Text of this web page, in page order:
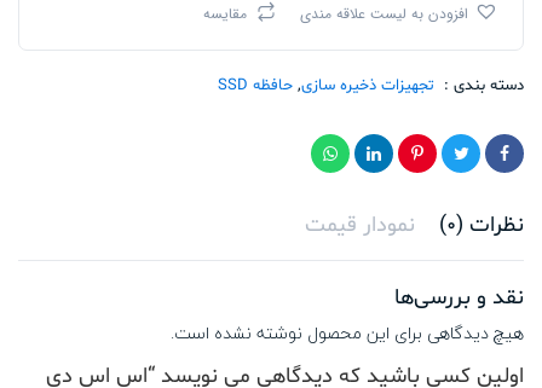
900
افزودن به لیست علاقه مندی مقایسه
دسته بندی : تجهیزات ذخیره سازی, حافظه SSD
نظرات (0) نمودار قیمت
نقد و بررسی‌ها
هیچ دیدگاهی برای این محصول نوشته نشده است.
اولین کسی باشید که دیدگاهی می نویسد “اس اس دی